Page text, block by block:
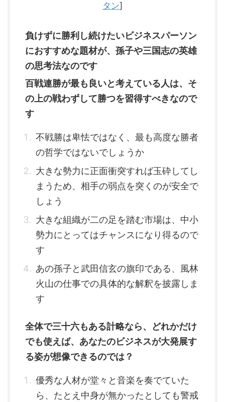
タン]
負けずに勝利し続けたいビジネスパーソン
におすすめな題材が、孫子や三国志の英雄
の思考法なのです
百戦連勝が最も良いと考えている人は、そ
の上の戦わずして勝つを習得すべきなので
す
不戦勝は卑怯ではなく、最も高度な勝者
の哲学ではないでしょうか
大きな勢力に正面衝突すれば玉砕してし
まうため、相手の弱点を突くのが安全で
しょう
大きな組織が二の足を踏む市場は、中小
勢力にとってはチャンスになり得るので
す
あの孫子と武田信玄の旗印である、風林
火山の仕事での具体的な解釈を披露しま
す
全体で三十六もある計略なら、どれかだけ
でも使えば、あなたのビジネスが大発展す
る姿が想像できるのでは？
優秀な人材が堂々と音楽を奏でていた
ら、たとえ中身が無かったとしても警戒